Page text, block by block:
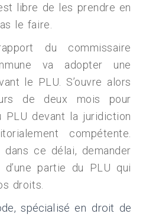
libre de les prendre en
le faire.
du commissaire
va adopter une
le PLU. S’ouvre alors
de deux mois pour
PLU devant la juridiction
compétente.
dans ce délai, demander
d’une partie du PLU qui
droits.
spécialisé en droit de